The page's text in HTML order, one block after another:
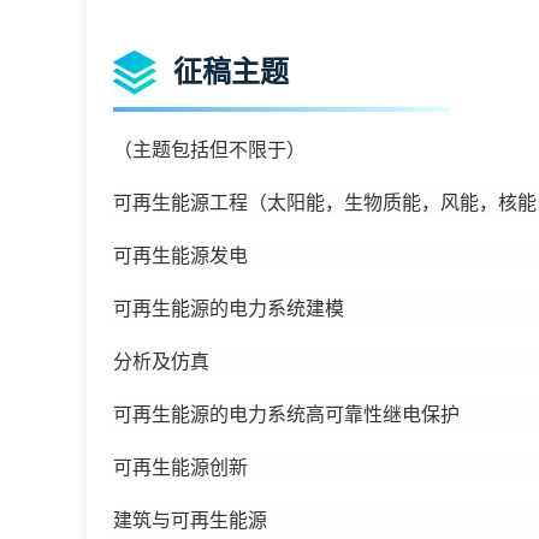
征稿主题
（主题包括但不限于）
可再生能源工程（太阳能，生物质能，风能，核能
可再生能源发电
可再生能源的电力系统建模
分析及仿真
可再生能源的电力系统高可靠性继电保护
可再生能源创新
建筑与可再生能源